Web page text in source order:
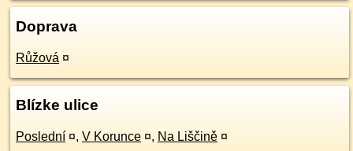
Doprava
Růžová ¤
Blízke ulice
Poslední ¤, V Korunce ¤, Na Liščině ¤